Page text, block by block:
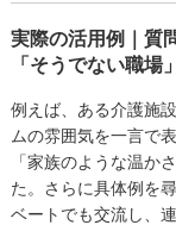
実際の活用例｜質
「そうでない職場」
例えば、ある介護施
ムの雰囲気を一言で
「家族のような温か
た。さらに具体例を
ベートでも交流し、